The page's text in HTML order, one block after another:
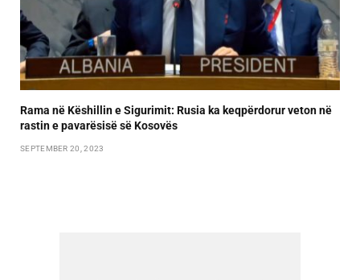
Rama në Këshillin e Sigurimit: Rusia ka keqpërdorur veton në
rastin e pavarësisë së Kosovës
SEPTEMBER 20, 2023